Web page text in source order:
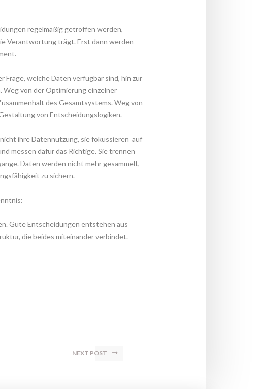
regelmäßig getroffen werden,
Verantwortung trägt. Erst dann werden
welche Daten verfügbar sind, hin zur
Weg von der Optimierung einzelner
des Gesamtsystems. Weg von
von Entscheidungslogiken.
ihre Datennutzung, sie fokussieren auf
messen dafür das Richtige. Sie trennen
Daten werden nicht mehr gesammelt,
zu sichern.
Gute Entscheidungen entstehen aus
die beides miteinander verbindet.
NEXT POST